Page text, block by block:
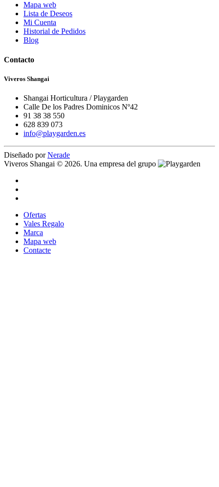
Mapa web
Lista de Deseos
Mi Cuenta
Historial de Pedidos
Blog
Contacto
Viveros Shangai
Shangai Horticultura / Playgarden
Calle De los Padres Dominicos Nº42
91 38 38 550
628 839 073
info@playgarden.es
Diseñado porNerade
Viveros Shangai © 2026. Una empresa del grupo
Ofertas
Vales Regalo
Marca
Mapa web
Contacte